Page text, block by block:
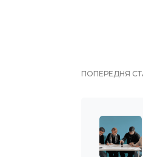
ПОПЕРЕДНЯ